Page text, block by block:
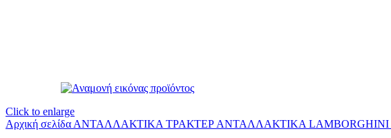
Click to enlarge
Αρχική σελίδα ΑΝΤΑΛΛΑΚΤΙΚΑ ΤΡΑΚΤΕΡ ΑΝΤΑΛΛΑΚΤΙΚΑ LAMBORGHINI